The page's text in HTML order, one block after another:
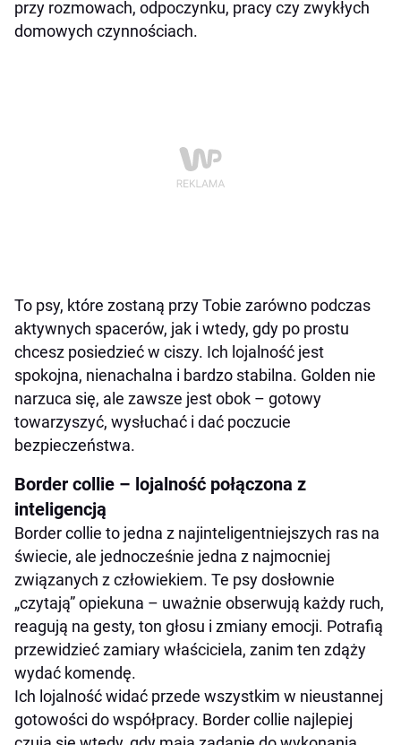
przy rozmowach, odpoczynku, pracy czy zwykłych
domowych czynnościach.
To psy, które zostaną przy Tobie zarówno podczas
aktywnych spacerów, jak i wtedy, gdy po prostu
chcesz posiedzieć w ciszy. Ich lojalność jest
spokojna, nienachalna i bardzo stabilna. Golden nie
narzuca się, ale zawsze jest obok – gotowy
towarzyszyć, wysłuchać i dać poczucie
bezpieczeństwa.
Border collie – lojalność połączona z
inteligencją
Border collie to jedna z najinteligentniejszych ras na
świecie, ale jednocześnie jedna z najmocniej
związanych z człowiekiem. Te psy dosłownie
„czytają” opiekuna – uważnie obserwują każdy ruch,
reagują na gesty, ton głosu i zmiany emocji. Potrafią
przewidzieć zamiary właściciela, zanim ten zdąży
wydać komendę.
Ich lojalność widać przede wszystkim w nieustannej
gotowości do współpracy. Border collie najlepiej